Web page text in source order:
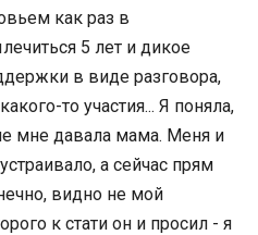
как раз в
5 лет и дикое
в виде разговора,
то участия... Я поняла,
мне давала мама. Меня и
а сейчас прям
видно не мой
к стати он и просил - я